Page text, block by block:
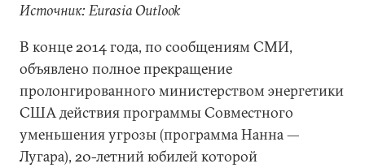
Источник: Eurasia Outlook
В конце 2014 года, по сообщениям СМИ,
объявлено полное прекращение
пролонгированного министерством энергетики
США действия программы Совместного
уменьшения угрозы (программа Нанна —
Лугара), 20-летний юбилей которой